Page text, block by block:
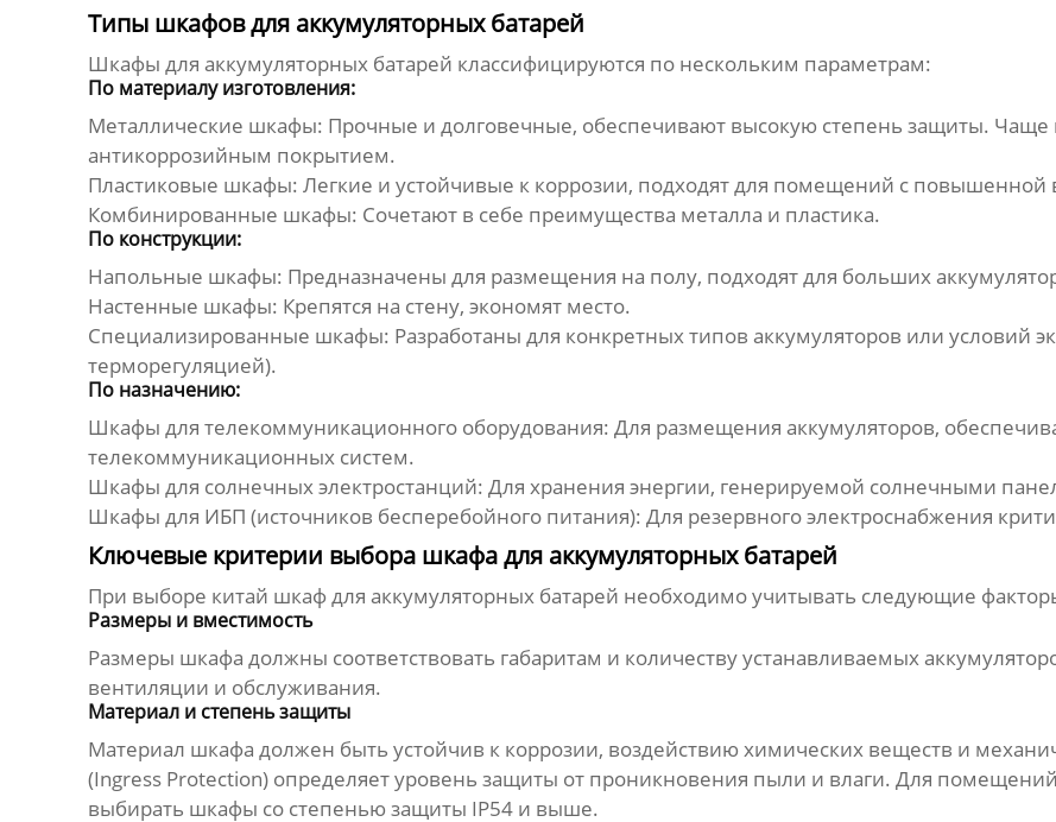
Типы шкафов для аккумуляторных батарей
Шкафы для аккумуляторных батарей классифицируются по нескольким параметрам:
По материалу изготовления:
Металлические шкафы: Прочные и долговечные, обеспечивают высокую степень защиты. Чаще
антикоррозийным покрытием.
Пластиковые шкафы: Легкие и устойчивые к коррозии, подходят для помещений с повышенной
Комбинированные шкафы: Сочетают в себе преимущества металла и пластика.
По конструкции:
Напольные шкафы: Предназначены для размещения на полу, подходят для больших
Настенные шкафы: Крепятся на стену, экономят место.
Специализированные шкафы: Разработаны для конкретных типов аккумуляторов или условий
терморегуляцией).
По назначению:
Шкафы для телекоммуникационного оборудования: Для размещения аккумуляторов,
телекоммуникационных систем.
Шкафы для солнечных электростанций: Для хранения энергии, генерируемой солнечными
Шкафы для ИБП (источников бесперебойного питания): Для резервного электроснабжения
Ключевые критерии выбора шкафа для аккумуляторных батарей
При выборе китай шкаф для аккумуляторных батарей необходимо учитывать следующие
Размеры и вместимость
Размеры шкафа должны соответствовать габаритам и количеству устанавливаемых
вентиляции и обслуживания.
Материал и степень защиты
Материал шкафа должен быть устойчив к коррозии, воздействию химических веществ и
(Ingress Protection) определяет уровень защиты от проникновения пыли и влаги. Для
выбирать шкафы со степенью защиты IP54 и выше.